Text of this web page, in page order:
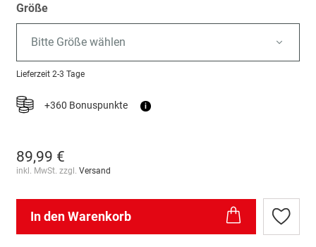
Größe
Bitte Größe wählen
Lieferzeit 2-3 Tage
+360 Bonuspunkte i
89,99 €
inkl. MwSt. zzgl. Versand
In den Warenkorb
Zur